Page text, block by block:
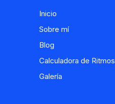
Inicio
Sobre mí
Blog
Calculadora de Ritmos
Galería